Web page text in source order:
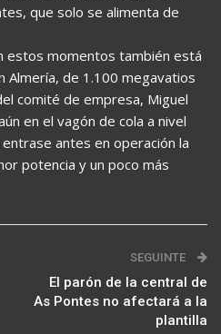
que solo se alimenta de
estos momentos también está
Almería, de 1.100 megavatios
comité de empresa, Miguel
en el vagón de cola a nivel
antes en operación la
potencia y un poco más
SEGUINTE
El parón de la central de
As Pontes no afectará a la
plantilla